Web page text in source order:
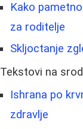
Kako
za roditelje
Skljoctanje
Tekstovi na
Ishrana po
zdravlje